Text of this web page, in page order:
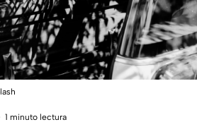
1 minuto lectura